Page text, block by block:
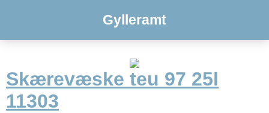
Gylleramt
Skærevæske teu 97 25l
11303